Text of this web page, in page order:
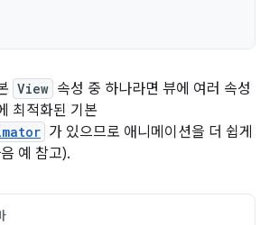
View 속성 중 하나라면 뷰에 여러 속성
최적화된 기본
가 있으므로 애니메이션을 더 쉽게
예 참고).